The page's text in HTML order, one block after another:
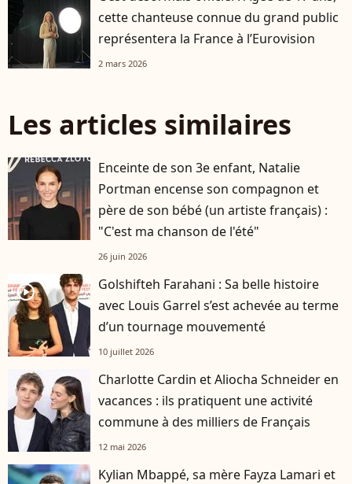
cette chanteuse connue du grand public
représentera la France à l’Eurovision
2 mars 2026
Les articles similaires
Enceinte de son 3e enfant, Natalie
Portman encense son compagnon et
père de son bébé (un artiste français) :
"C'est ma chanson de l'été"
26 juin 2026
player2
Golshifteh Farahani : Sa belle histoire
avec Louis Garrel s’est achevée au terme
d’un tournage mouvementé
10 juillet 2026
Charlotte Cardin et Aliocha Schneider en
vacances : ils pratiquent une activité
commune à des milliers de Français
12 mai 2026
Kylian Mbappé, sa mère Fayza Lamari et